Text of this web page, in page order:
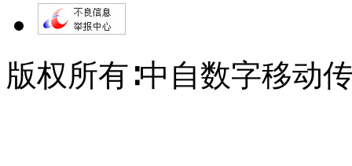
版权所有∶中自数字移动